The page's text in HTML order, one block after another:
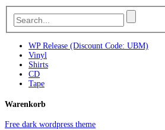
WP Release (Discount Code: UBM)
Vinyl
Shirts
CD
Tape
Warenkorb
Free dark wordpress theme